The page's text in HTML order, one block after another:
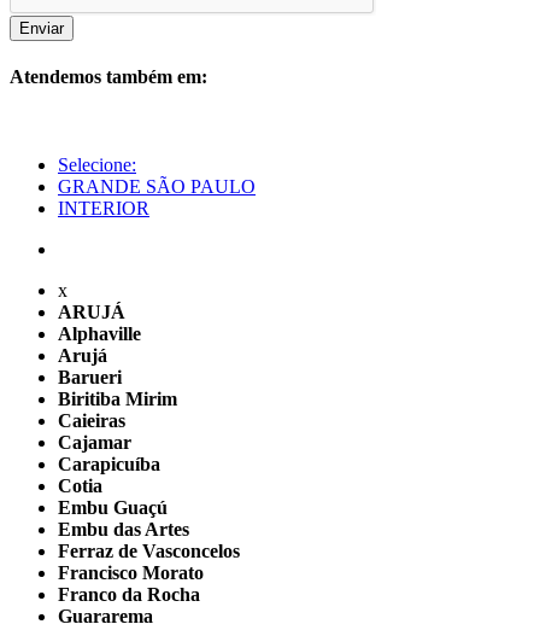
Enviar
Atendemos também em:
Selecione:
GRANDE SÃO PAULO
INTERIOR
x
ARUJÁ
Alphaville
Arujá
Barueri
Biritiba Mirim
Caieiras
Cajamar
Carapicuíba
Cotia
Embu Guaçú
Embu das Artes
Ferraz de Vasconcelos
Francisco Morato
Franco da Rocha
Guararema